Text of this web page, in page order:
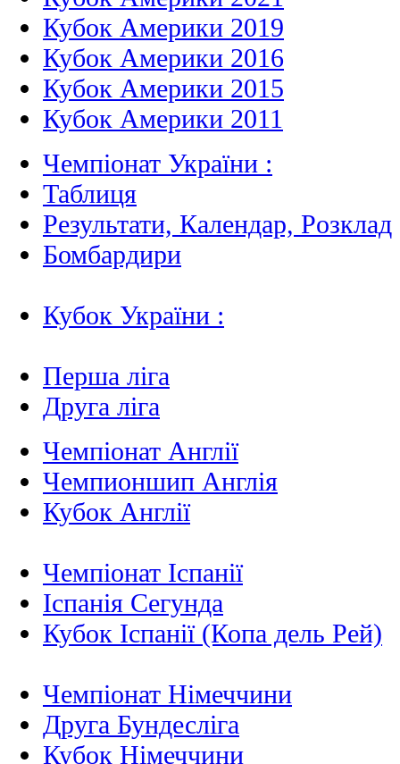
Кубок Америки 2019
Кубок Америки 2016
Кубок Америки 2015
Кубок Америки 2011
Чемпіонат України :
Таблиця
Результати, Календар, Poзклад
Бомбардири
Кубок України :
Перша ліга
Друга ліга
Чемпіонат Англії
Чемпионшип Англія
Кубок Англії
Чемпіонат Іспанії
Іспанія Сегунда
Кубок Іспанії (Копа дель Рей)
Чемпіонат Німеччини
Друга Бундесліга
Кубок Німеччини